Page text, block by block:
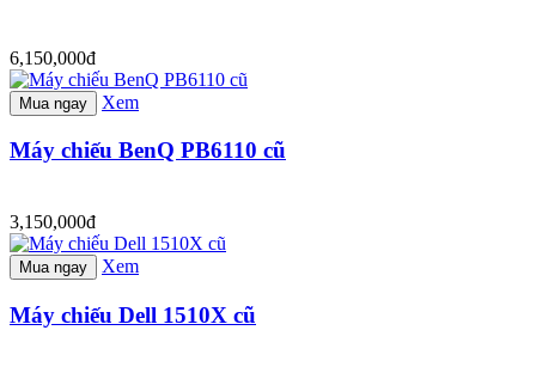
6,150,000đ
Mua ngay Xem
Máy chiếu BenQ PB6110 cũ
3,150,000đ
Mua ngay Xem
Máy chiếu Dell 1510X cũ